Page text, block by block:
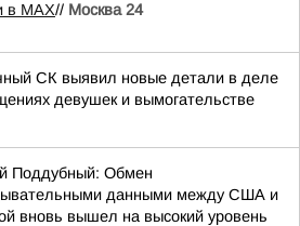
в MAX// Москва 24
СК выявил новые детали в деле
девушек и вымогательстве
Поддубный: Обмен
данными между США и
вновь вышел на высокий уровень